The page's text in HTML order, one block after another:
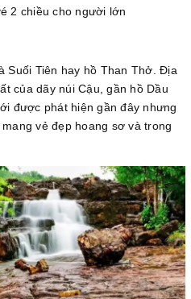
2 chiều cho người lớn
Suối Tiên hay hồ Than Thở. Địa
của dãy núi Cậu, gần hồ Dầu
được phát hiện gần đây nhưng
vẻ đẹp hoang sơ và trong